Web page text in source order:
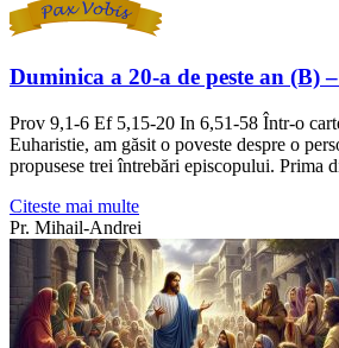
Duminica a 20-a de peste an (B)
Prov 9,1-6 Ef 5,15-20 In 6,51-58 Într-o
Euharistie, am găsit o poveste despre o
propusese trei întrebări episcopului. Prima
Citeste mai multe
Pr. Mihail-Andrei